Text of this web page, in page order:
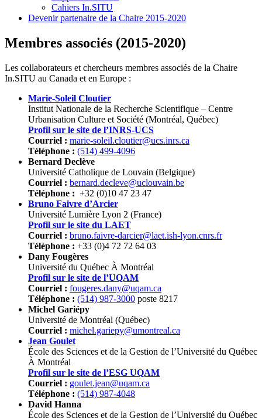
Cahiers In.SITU
Devenir partenaire de la Chaire 2015-2020
Membres associés (2015-2020)
Les collaborateurs et chercheurs membres associés de la Chaire
In.SITU au Canada et en Europe :
Marie-Soleil Cloutier
Institut Nationale de la Recherche Scientifique – Centre
Urbanisation Culture et Société (Montréal, Québec)
Profil sur le site de l’INRS-UCS
Courriel : marie-soleil.cloutier@ucs.inrs.ca
Téléphone : (514) 499-4096
Bernard Declève
Université Catholique de Louvain (Belgique)
Courriel : bernard.decleve@uclouvain.be
Téléphone : +32 (0)10 47 23 47
Bruno Faivre d’Arcier
Université Lumière Lyon 2 (France)
Profil sur le site du LAET
Courriel : bruno.faivre-darcier@laet.ish-lyon.cnrs.fr
Téléphone : +33 (0)4 72 72 64 03
Dany Fougères
Université du Québec À Montréal
Profil sur le site de l’UQAM
Courriel : fougeres.dany@uqam.ca
Téléphone : (514) 987-3000 poste 8217
Michel Gariépy
Université de Montréal (Québec)
Courriel : michel.gariepy@umontreal.ca
Jean Goulet
École des Sciences et de la Gestion de l’Université du Québec
À Montréal
Profil sur le site de l’ESG UQAM
Courriel : goulet.jean@uqam.ca
Téléphone : (514) 987-4048
David Hanna
École des Sciences et de la Gestion de l’Université du Québec